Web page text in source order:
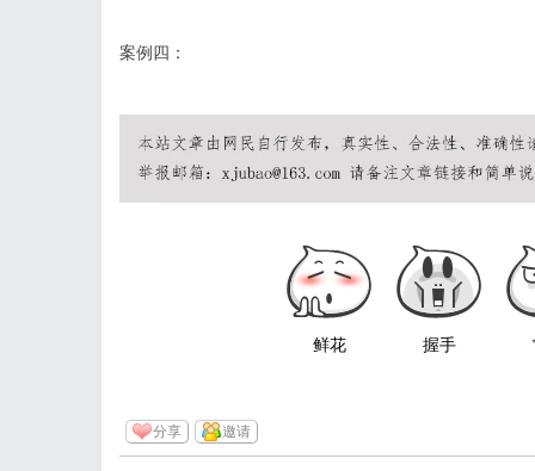
案例四：
鲜花 握手
分享 邀请